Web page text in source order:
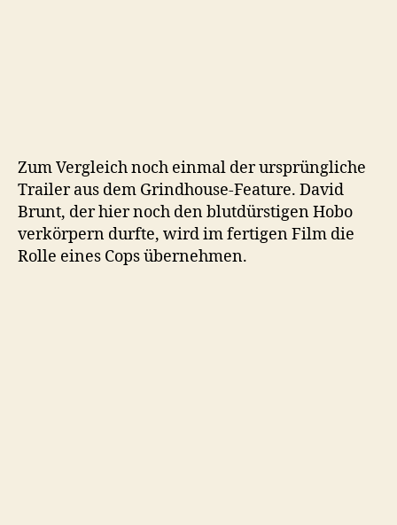
Zum Vergleich noch einmal der ursprüngliche
Trailer aus dem Grindhouse-Feature. David
Brunt, der hier noch den blutdürstigen Hobo
verkörpern durfte, wird im fertigen Film die
Rolle eines Cops übernehmen.